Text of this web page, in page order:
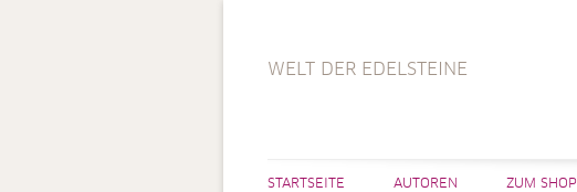
WELT DER EDELSTEINE
STARTSEITE AUTOREN ZUM SHOP